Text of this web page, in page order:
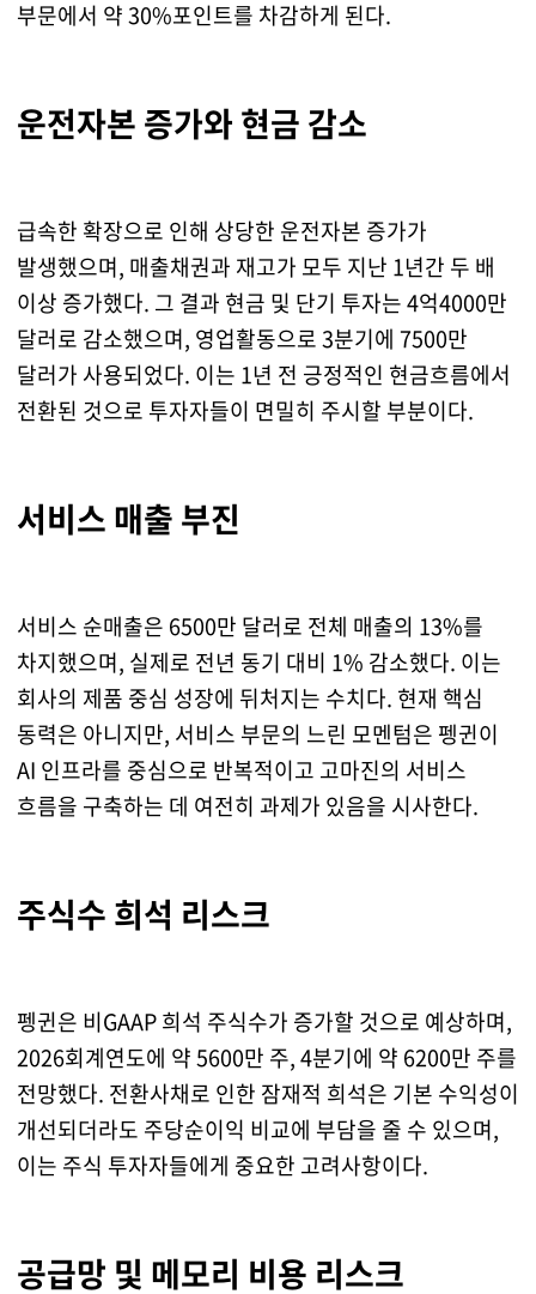
부문에서 약 30%포인트를 차감하게 된다.
운전자본 증가와 현금 감소
급속한 확장으로 인해 상당한 운전자본 증가가
발생했으며, 매출채권과 재고가 모두 지난 1년간 두 배
이상 증가했다. 그 결과 현금 및 단기 투자는 4억4000만
달러로 감소했으며, 영업활동으로 3분기에 7500만
달러가 사용되었다. 이는 1년 전 긍정적인 현금흐름에서
전환된 것으로 투자자들이 면밀히 주시할 부분이다.
서비스 매출 부진
서비스 순매출은 6500만 달러로 전체 매출의 13%를
차지했으며, 실제로 전년 동기 대비 1% 감소했다. 이는
회사의 제품 중심 성장에 뒤처지는 수치다. 현재 핵심
동력은 아니지만, 서비스 부문의 느린 모멘텀은 펭귄이
AI 인프라를 중심으로 반복적이고 고마진의 서비스
흐름을 구축하는 데 여전히 과제가 있음을 시사한다.
주식수 희석 리스크
펭귄은 비GAAP 희석 주식수가 증가할 것으로 예상하며,
2026회계연도에 약 5600만 주, 4분기에 약 6200만 주를
전망했다. 전환사채로 인한 잠재적 희석은 기본 수익성이
개선되더라도 주당순이익 비교에 부담을 줄 수 있으며,
이는 주식 투자자들에게 중요한 고려사항이다.
공급망 및 메모리 비용 리스크